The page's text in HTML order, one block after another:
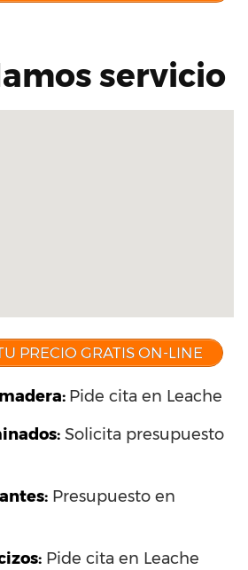
servicio
PRECIO GRATIS ON-LINE
Pide cita en Leache
: Solicita presupuesto
Presupuesto en
Pide cita en Leache